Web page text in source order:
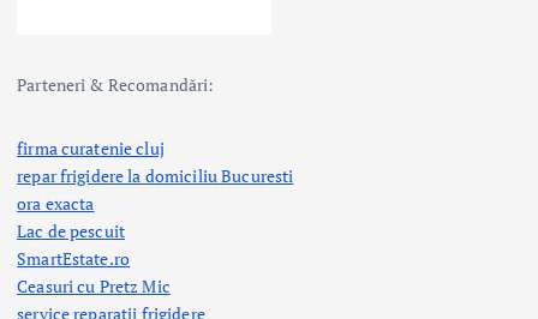
Parteneri & Recomandări:
firma curatenie cluj
repar frigidere la domiciliu Bucuresti
ora exacta
Lac de pescuit
SmartEstate.ro
Ceasuri cu Pretz Mic
service reparatii frigidere